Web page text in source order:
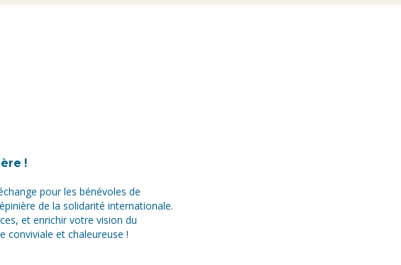
!
pour les bénévoles de
de la solidarité internationale.
et enrichir votre vision du
conviviale et chaleureuse !